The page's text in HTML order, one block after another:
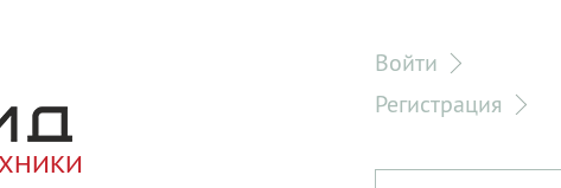
Войти
Регистрация